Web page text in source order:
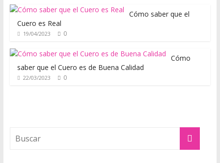
s
n
Cómo saber que el
Cuero es Real
19/04/2023 0
Cómo
saber que el Cuero es de Buena Calidad
22/03/2023 0